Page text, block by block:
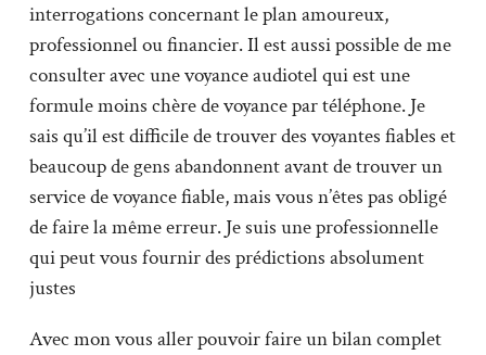
interrogations concernant le plan amoureux,
professionnel ou financier. Il est aussi possible de me
consulter avec une voyance audiotel qui est une
formule moins chère de voyance par téléphone. Je
sais qu’il est difficile de trouver des voyantes fiables et
beaucoup de gens abandonnent avant de trouver un
service de voyance fiable, mais vous n’êtes pas obligé
de faire la même erreur. Je suis une professionnelle
qui peut vous fournir des prédictions absolument
justes
Avec mon vous aller pouvoir faire un bilan complet